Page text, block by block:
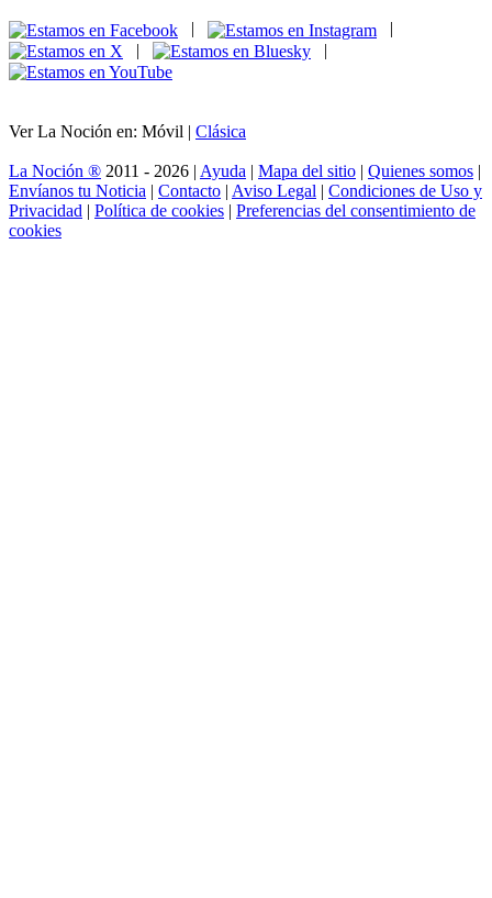
|
|
Ver La Noción en: Móvil | Clásica
La Noción ® 2011 - 2026 | Ayuda | Mapa del sitio | Quienes somos |
Envíanos tu Noticia | Contacto | Aviso Legal | Condiciones de Uso y
Privacidad | Política de cookies | Preferencias del consentimiento de
cookies